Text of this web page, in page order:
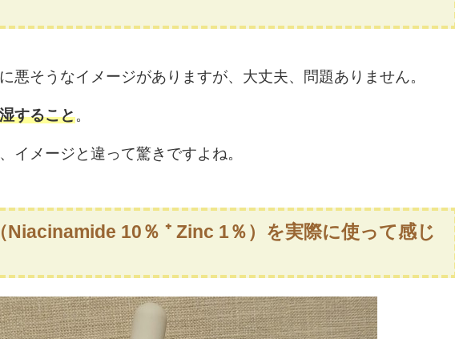
悪そうなイメージがありますが、大丈夫、問題ありません。
すること。
メージと違って驚きですよね。
10％ ⁺ Zinc 1％）を実際に使って感じ